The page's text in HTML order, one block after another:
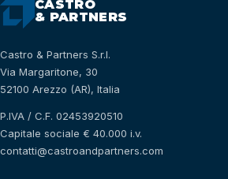
CASTRO
& PARTNERS
Castro & Partners S.r.l.
Via Margaritone, 30
52100 Arezzo (AR), Italia
P.IVA / C.F. 02453920510
Capitale sociale € 40.000 i.v.
contatti@castroandpartners.com